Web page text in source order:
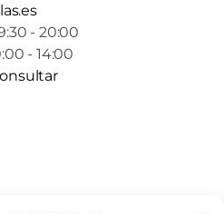
- 20:00
14:00